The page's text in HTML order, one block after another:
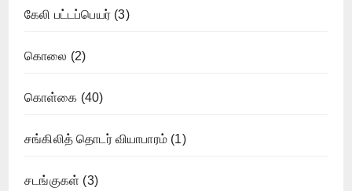
கேலி பட்டப்பெயர் (3)
கொலை (2)
கொள்கை (40)
சங்கிலித் தொடர் வியாபாரம் (1)
சடங்குகள் (3)